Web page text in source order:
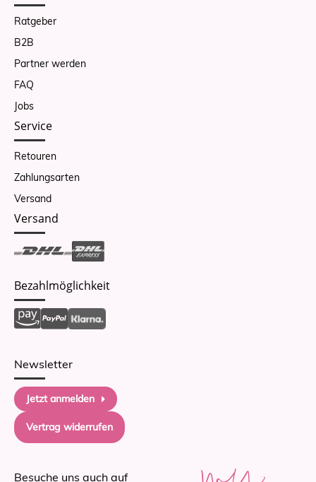
Ratgeber
B2B
Partner werden
FAQ
Jobs
Service
Retouren
Zahlungsarten
Versand
Versand
Bezahlmöglichkeit
Newsletter
Jetzt anmelden
Vertrag widerrufen
Besuche uns auch auf